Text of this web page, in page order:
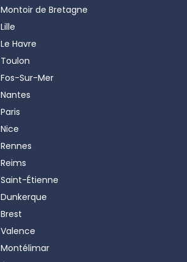
Montoir de Bretagne
Lille
Le Havre
Toulon
Fos-Sur-Mer
Nantes
Paris
Nice
Rennes
Reims
Saint-Étienne
Dunkerque
Brest
Valence
Montélimar